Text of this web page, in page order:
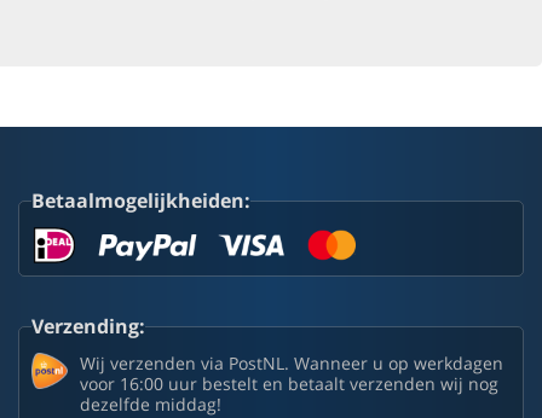
Betaalmogelijkheiden:
Verzending:
Wij verzenden via PostNL. Wanneer u op werkdagen
voor 16:00 uur bestelt en betaalt verzenden wij nog
dezelfde middag!